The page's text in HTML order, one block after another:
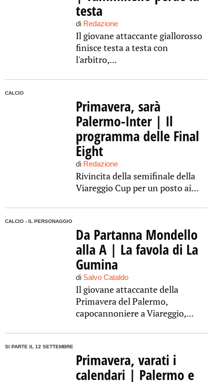
testa
di Redazione
Il giovane attaccante giallorosso
finisce testa a testa con
l'arbitro,...
CALCIO
Primavera, sarà
Palermo-Inter | Il
programma delle Final
Eight
di Redazione
Rivincita della semifinale della
Viareggio Cup per un posto ai...
CALCIO - IL PERSONAGGIO
Da Partanna Mondello
alla A | La favola di La
Gumina
di Salvo Cataldo
Il giovane attaccante della
Primavera del Palermo,
capocannoniere a Viareggio,...
SI PARTE IL 12 SETTEMBRE
Primavera, varati i
calendari | Palermo e